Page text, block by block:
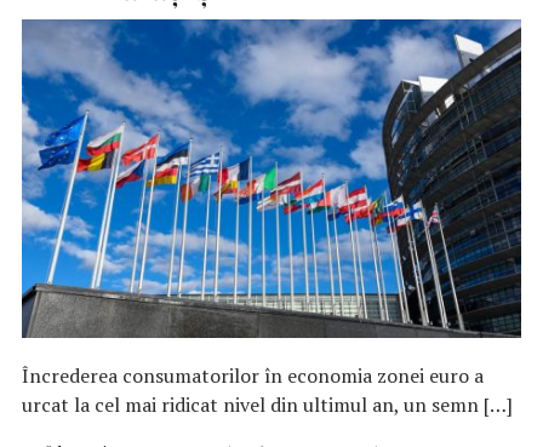
Încrederea consumatorilor în economia zonei euro a
urcat la cel mai ridicat nivel din ultimul an, un semn […]